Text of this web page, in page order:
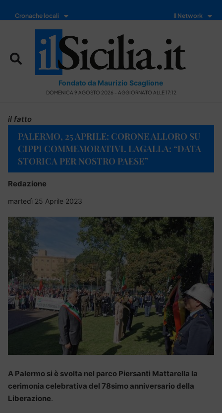
Cronache locali Il Network
Fondato da Maurizio Scaglione
DOMENICA 9 AGOSTO 2026 - AGGIORNATO ALLE 17:12
il fatto
PALERMO, 25 APRILE: CORONE ALLORO SU
CIPPI COMMEMORATIVI. LAGALLA: “DATA
STORICA PER NOSTRO PAESE”
Redazione
martedì 25 Aprile 2023
A Palermo si è svolta nel parco Piersanti Mattarella la
cerimonia celebrativa del 78simo anniversario della
Liberazione.